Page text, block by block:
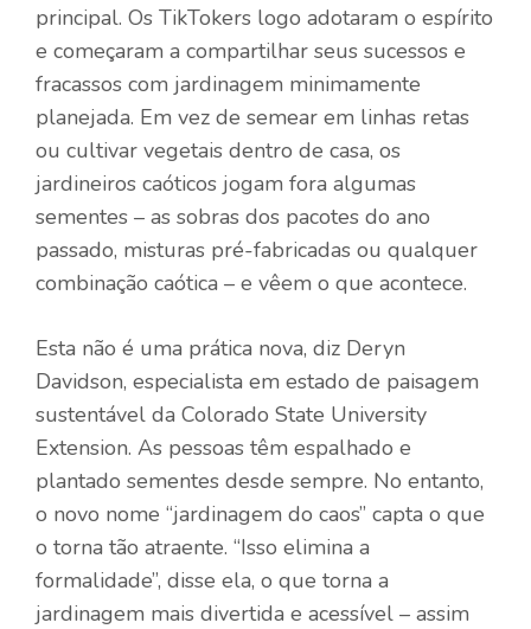
principal. Os TikTokers logo adotaram o espírito
e começaram a compartilhar seus sucessos e
fracassos com jardinagem minimamente
planejada. Em vez de semear em linhas retas
ou cultivar vegetais dentro de casa, os
jardineiros caóticos jogam fora algumas
sementes – as sobras dos pacotes do ano
passado, misturas pré-fabricadas ou qualquer
combinação caótica – e vêem o que acontece.
Esta não é uma prática nova, diz Deryn
Davidson, especialista em estado de paisagem
sustentável da Colorado State University
Extension. As pessoas têm espalhado e
plantado sementes desde sempre. No entanto,
o novo nome “jardinagem do caos” capta o que
o torna tão atraente. “Isso elimina a
formalidade”, disse ela, o que torna a
jardinagem mais divertida e acessível – assim